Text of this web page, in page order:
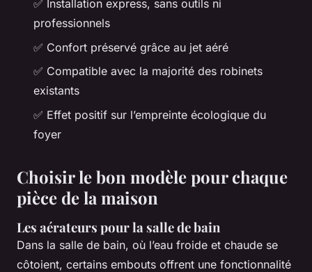
✅ Installation express, sans outils ni
professionnels
✅ Confort préservé grâce au jet aéré
✅ Compatible avec la majorité des robinets
existants
✅ Effet positif sur l’empreinte écologique du
foyer
Choisir le bon modèle pour chaque
pièce de la maison
Les aérateurs pour la salle de bain
Dans la salle de bain, où l’eau froide et chaude se
côtoient, certains embouts offrent une fonctionnalité